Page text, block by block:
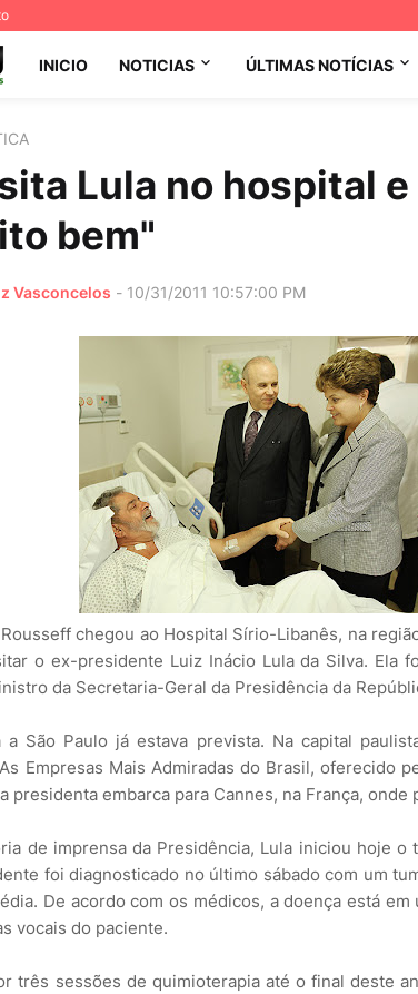
INICIO NOTICIAS ÚLTIMAS NOTÍCIAS
Lula no hospital
bem"
Vasconcelos - 10/31/2011 10:57:00 PM
chegou ao Hospital Sírio-Libanês, na
o ex-presidente Luiz Inácio Lula da Silva. Ela
da Secretaria-Geral da Presidência da
a São Paulo já estava prevista. Na capital
Empresas Mais Admiradas do Brasil, oferecido
presidenta embarca para Cannes, na França, onde
de imprensa da Presidência, Lula iniciou hoje o
foi diagnosticado no último sábado com um
De acordo com os médicos, a doença está
vocais do paciente.
três sessões de quimioterapia até o final deste